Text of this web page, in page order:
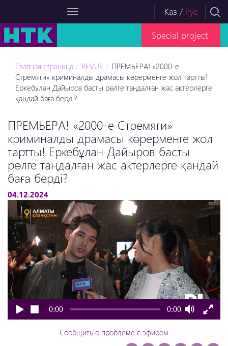
Каз / Рус
Special project
Главная страница REVUE
ПРЕМЬЕРА! «2000-е
Стремяги» криминалды драмасы көрерменге жол тартты!
Еркебұлан Дайыров басты рөлге таңдалған жас актерлерге
қандай баға берді?
ПРЕМЬЕРА! «2000-е Стремяги»
криминалды драмасы көрерменге жол
тартты! Еркебұлан Дайыров басты
рөлге таңдалған жас актерлерге қандай
баға берді?
04.12.2024
0:00 0:00
Сообщить о проблеме с эфиром